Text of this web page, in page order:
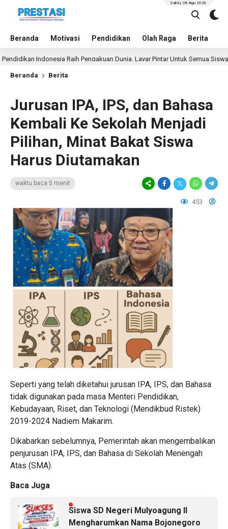
Beranda Motivasi Pendidikan Olah Raga Berita
Sabtu, 08 Agu 2026
Raih Pengakuan Dunia, Layar Pintar Untuk Semua Siswa
Beranda Berita
Jurusan IPA, IPS, dan Bahasa
Kembali Ke Sekolah Menjadi
Pilihan, Minat Bakat Siswa
Harus Diutamakan
waktu baca 5 menit
453
Seperti yang telah diketahui jurusan IPA, IPS, dan Bahasa
tidak digunakan pada masa Menteri Pendidikan,
Kebudayaan, Riset, dan Teknologi (Mendikbud Ristek)
2019-2024 Nadiem Makarim.
Dikabarkan sebelumnya, Pemerintah akan mengembalikan
penjurusan IPA, IPS, dan Bahasa di Sekolah Menengah
Atas (SMA).
Baca Juga
Siswa SD Negeri Mulyoagung II
Mengharumkan Nama Bojonegoro